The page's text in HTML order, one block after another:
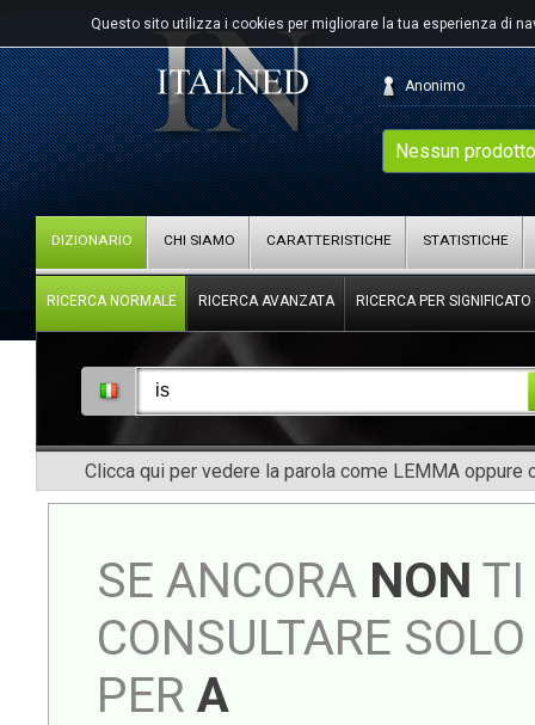
Questo sito utilizza i cookies per migliorare la tua esperienza di
Nessun
Anonimo
DIZIONARIO CHI SIAMO CARATTERISTICHE STATISTICHE
RICERCA NORMALE RICERCA AVANZATA RICERCA PER SIGNIFICATO
Clicca qui per vedere la parola come LEMMA oppure
SE ANCORA NON TI
CONSULTARE
PER A